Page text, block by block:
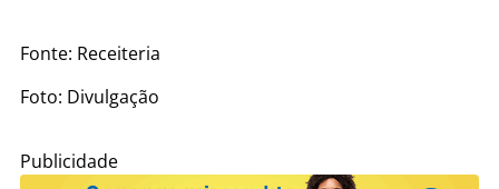
Fonte: Receiteria
Foto: Divulgação
Publicidade